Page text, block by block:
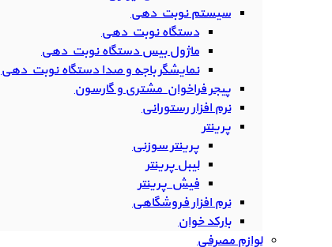
سیستم نوبت دهی
دستگاه نوبت دهی
ماژول بیس دستگاه نوبت دهی
نمایشگر باجه و صدا دستگاه نوبت دهی
پیجر فراخوان مشتری و گارسون
نرم افزار رستورانی
پرینتر
پرینتر سوزنی
لیبل پرینتر
فیش پرینتر
نرم افزار فروشگاهی
بارکد خوان
لوازم مصرفی